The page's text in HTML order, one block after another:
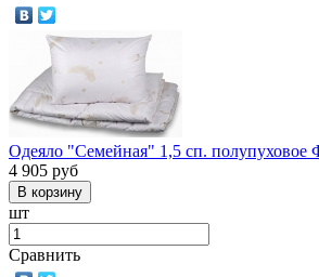
Одеяло "Семейная" 1,5 сп.
4 905 руб
шт
Сравнить